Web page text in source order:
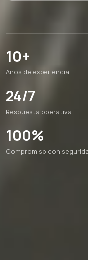
10+
Años de experiencia
24/7
Respuesta operativa
100%
Compromiso con